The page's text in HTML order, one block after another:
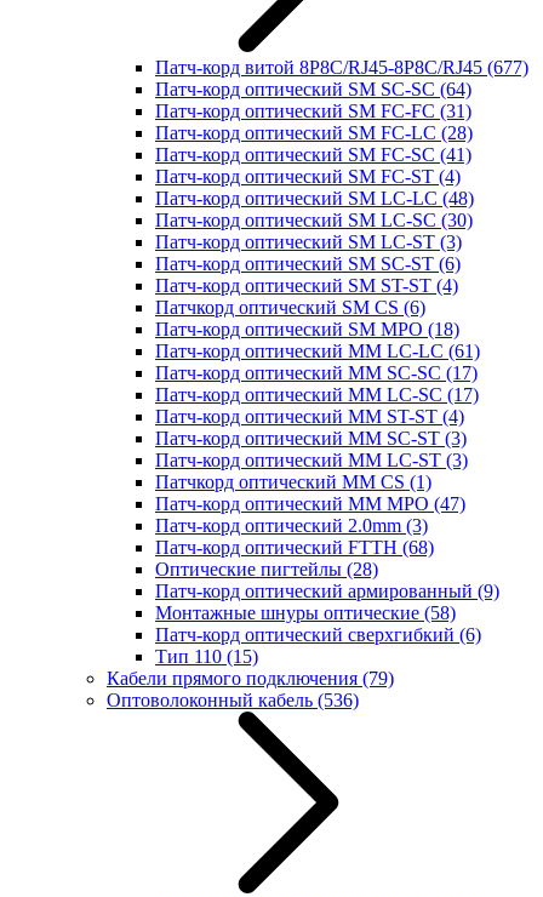
Патч-корд витой 8P8C/RJ45-8P8C/RJ45 (677)
Патч-корд оптический SM SC-SC (64)
Патч-корд оптический SM FC-FC (31)
Патч-корд оптический SM FC-LC (28)
Патч-корд оптический SM FC-SC (41)
Патч-корд оптический SM FC-ST (4)
Патч-корд оптический SM LC-LC (48)
Патч-корд оптический SM LC-SC (30)
Патч-корд оптический SM LC-ST (3)
Патч-корд оптический SM SC-ST (6)
Патч-корд оптический SM ST-ST (4)
Патчкорд оптический SM CS (6)
Патч-корд оптический SM MPO (18)
Патч-корд оптический MM LC-LC (61)
Патч-корд оптический MM SC-SC (17)
Патч-корд оптический MM LC-SC (17)
Патч-корд оптический MM ST-ST (4)
Патч-корд оптический MM SC-ST (3)
Патч-корд оптический MM LC-ST (3)
Патчкорд оптический MM CS (1)
Патч-корд оптический MM MPO (47)
Патч-корд оптический 2.0mm (3)
Патч-корд оптический FTTH (68)
Оптические пигтейлы (28)
Патч-корд оптический армированный (9)
Монтажные шнуры оптические (58)
Патч-корд оптический сверхгибкий (6)
Тип 110 (15)
Кабели прямого подключения (79)
Оптоволоконный кабель (536)